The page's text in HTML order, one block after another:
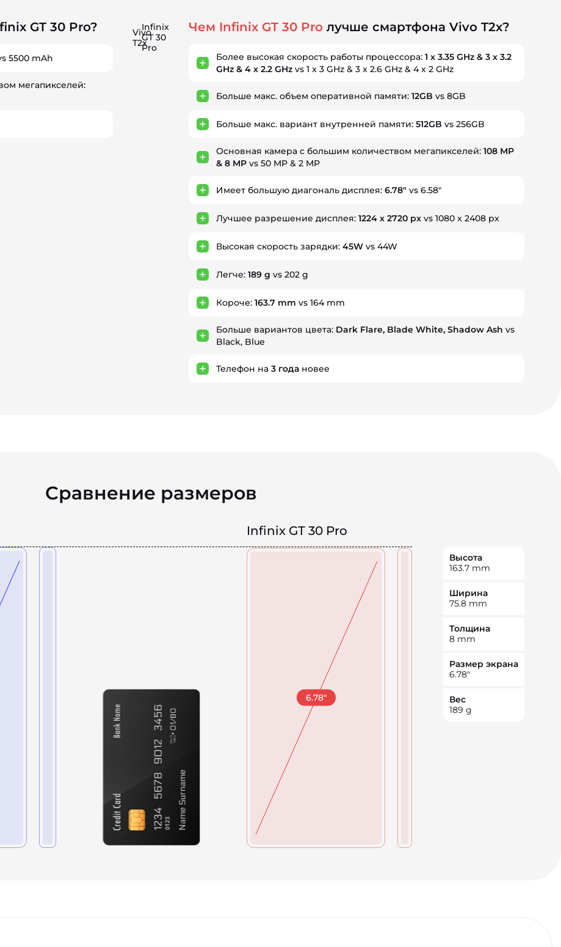
GT 30 Pro?
5500 mAh
мегапикселей:
Vivo
T2x
Infinix
GT 30
Pro
Чем Infinix GT 30 Pro лучше смартфона Vivo T2x?
Более высокая скорость работы процессора:1 x 3.35 GHz & 3 x 3.2
GHz & 4 x 2.2 GHz vs 1 x 3 GHz & 3 x 2.6 GHz & 4 x 2 GHz
Больше макс. объем оперативной памяти:12GB vs 8GB
Больше макс. вариант внутренней памяти:512GB vs 256GB
Основная камера с большим количеством мегапикселей:108 MP
& 8 MP vs 50 MP & 2 MP
Имеет большую диагональ дисплея:6.78" vs 6.58"
Лучшее разрешение дисплея:1224 x 2720 px vs 1080 x 2408 px
Высокая скорость зарядки:45W vs 44W
Легче:189 g vs 202 g
Короче:163.7 mm vs 164 mm
Больше вариантов цвета: Dark Flare, Blade White, Shadow Ash vs
Black, Blue
Телефон на3 года новее
Сравнение размеров
Infinix GT 30 Pro
6.78"
Высота
163.7 mm
Ширина
75.8 mm
Толщина
8 mm
Размер экрана
6.78"
Вес
189 g